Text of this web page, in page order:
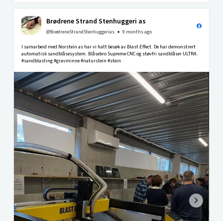
Brødrene Strand Stenhuggeri as
@BrødreneStrandStenhuggerias 9 months ago
I samarbeid med Norstein as har vi hatt besøk av Blast Effect. De har demonstrert
automatisk sandblåsesystem. Blåsebro Supreme CNC og støvfri sandblåser ULTRA.
#sandblasting #gravminne #naturstein #stein